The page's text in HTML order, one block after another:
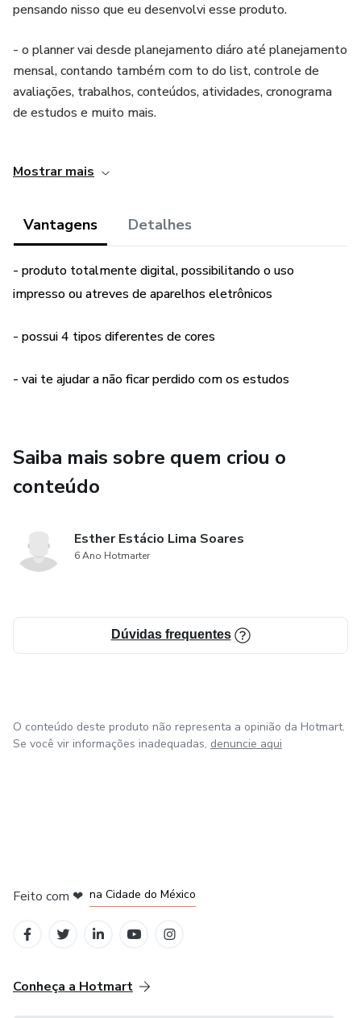
pensando nisso que eu desenvolvi esse produto.
- o planner vai desde planejamento diáro até planejamento
mensal, contando também com to do list, controle de
avaliações, trabalhos, conteúdos, atividades, cronograma
de estudos e muito mais.
fazer resumos eficientes para o seus estudos
verde e cinza
Mostrar mais
Vantagens Detalhes
- produto totalmente digital, possibilitando o uso
impresso ou atreves de aparelhos eletrônicos
- possui 4 tipos diferentes de cores
- vai te ajudar a não ficar perdido com os estudos
Saiba mais sobre quem criou o
conteúdo
Esther Estácio Lima Soares
6 Ano Hotmarter
Dúvidas frequentes
O conteúdo deste produto não representa a opinião da Hotmart.
Se você vir informações inadequadas, denuncie aqui
Feito com ❤ na Cidade do México
Conheça a Hotmart